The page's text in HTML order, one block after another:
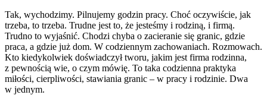
Tak, wychodzimy. Pilnujemy godzin pracy. Choć oczywiście, jak
trzeba, to trzeba. Trudne jest to, że jesteśmy i rodziną, i firmą.
Trudno to wyjaśnić. Chodzi chyba o zacieranie się granic, gdzie
praca, a gdzie już dom. W codziennym zachowaniach. Rozmowach.
Kto kiedykolwiek doświadczył tworu, jakim jest firma rodzinna,
z pewnością wie, o czym mówię. To taka codzienna praktyka
miłości, cierpliwości, stawiania granic – w pracy i rodzinie. Dwa
w jednym.